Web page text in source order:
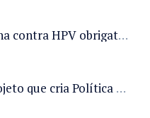
Projeto prevê vacina contra HPV obrigatória e testes moleculares para rastreamento do câncer do colo do útero
Câmara analisa projeto que cria Política Nacional de Qualificação e Valorização da Preceptoria na Residência Médica